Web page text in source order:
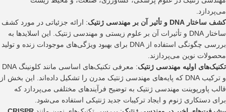
می‌پردازد.
کشف ساختار DNA و تأثیر آن بر مهندسی ژنتیک
: ارائه جزئیاتی در مورد کشف
ساختار DNA و تأثیرات آن بر علوم زیستی و مهندسی ژنتیک. این اسلایدها به
بررسی چگونگی استفاده از DNA برای بهبود ویژگی‌های موجودات زنده و تولید
محصولات نوین می‌پردازند.
تکنیک‌های اولیه مهندسی ژنتیک
: معرفی تکنیک‌های اساسی مانند کلونینگ DNA
و ترکیب DNA که پایه‌های مهندسی ژنتیک مدرن را تشکیل داده‌اند. این بخش از
قالب پاورپوینت مهندسی ژنتیک به توضیح فرآیندهای مختلفی می‌پردازد که
برای دستکاری ژنوم و ایجاد ترکیبات جدید ژنتیکی استفاده می‌شود.